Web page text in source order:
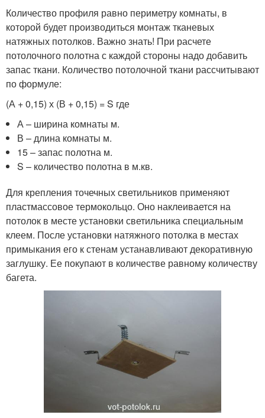
Количество профиля равно периметру комнаты, в
которой будет производиться монтаж тканевых
натяжных потолков. Важно знать! При расчете
потолочного полотна с каждой стороны надо добавить
запас ткани. Количество потолочной ткани рассчитывают
по формуле:
(А + 0,15) х (В + 0,15) = S где
А – ширина комнаты м.
В – длина комнаты м.
15 – запас полотна м.
S – количество полотна в м.кв.
Для крепления точечных светильников применяют
пластмассовое термокольцо. Оно наклеивается на
потолок в месте установки светильника специальным
клеем. После установки натяжного потолка в местах
примыкания его к стенам устанавливают декоративную
заглушку. Ее покупают в количестве равному количеству
багета.